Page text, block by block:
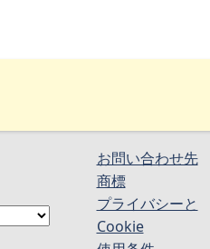
お問い合わせ先
商標
プライバシーと
Cookie